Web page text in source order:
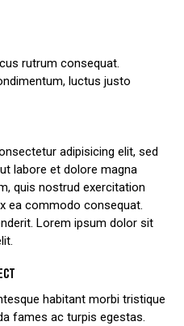
rutrum consequat.
luctus justo
adipisicing elit, sed
labore et dolore magna
quis nostrud exercitation
ea commodo consequat.
Lorem ipsum dolor sit
habitant morbi tristique
fames ac turpis egestas.